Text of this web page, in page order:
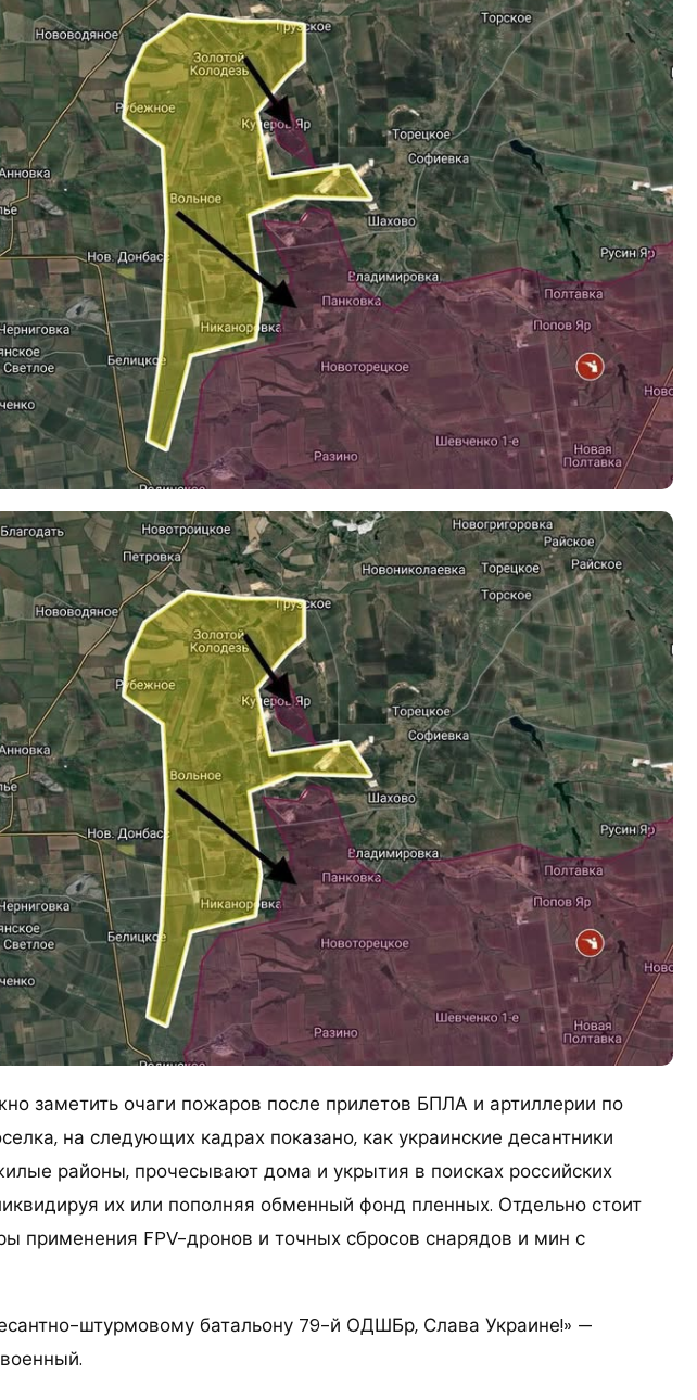
заметить очаги пожаров после прилетов БПЛА и артиллерии по
на следующих кадрах показано, как украинские десантники
районы, прочесывают дома и укрытия в поисках российских
их или пополняя обменный фонд пленных. Отдельно стоит
применения FPV-дронов и точных сбросов снарядов и мин с
штурмовому батальону 79-й ОДШБр, Слава Украине!» —